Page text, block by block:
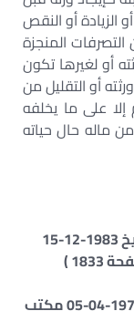
الزيادة أو النقص
المنجزة
أو لغيرها تكون
أو التقليل من
إلا على ما يخلفه
ماله حال حياته
( الطعن رقم 599 لسنة 50 قضائية بتاريخ 1983-12-15
( الطعن رقم 36 لسنة 43 قضائية بتاريخ 1977-04-05 مكتب